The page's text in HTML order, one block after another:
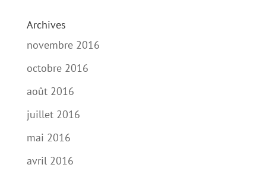
Archives
novembre 2016
octobre 2016
août 2016
juillet 2016
mai 2016
avril 2016